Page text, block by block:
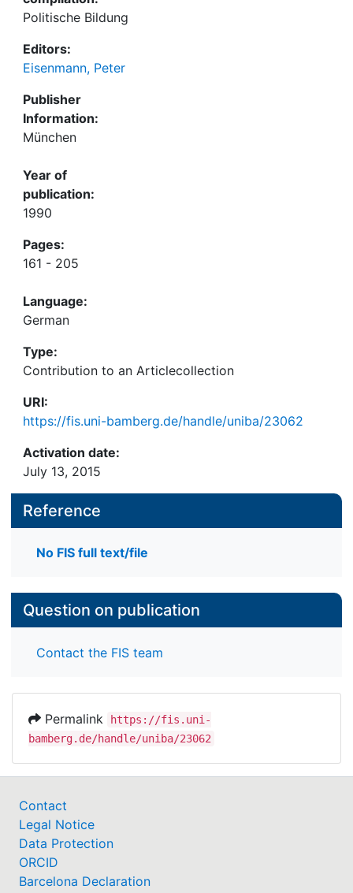
Politische Bildung
Editors:
Eisenmann, Peter
Publisher
Information:
München
Year of
publication:
1990
Pages:
161 - 205
Language:
German
Type:
Contribution to an Articlecollection
URI:
https://fis.uni-bamberg.de/handle/uniba/23062
Activation date:
July 13, 2015
Reference
No FIS full text/file
Question on publication
Contact the FIS team
Permalink
https://fis.uni-
bamberg.de/handle/uniba/23062
Contact
Legal Notice
Data Protection
ORCID
Barcelona Declaration